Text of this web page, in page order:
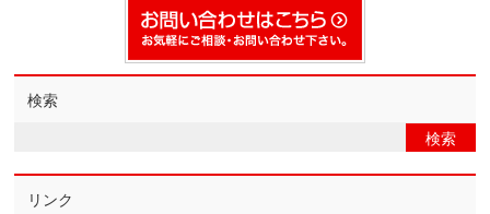
検索
リンク